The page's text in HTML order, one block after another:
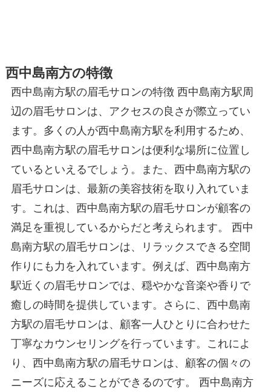
西中島南方の特徴
西中島南方駅の眉毛サロンの特徴 西中島南方駅周
辺の眉毛サロンは、アクセスの良さが際立ってい
ます。多くの人が西中島南方駅を利用するため、
西中島南方駅の眉毛サロンは便利な場所に位置し
ているといえるでしょう。また、西中島南方駅の
眉毛サロンは、最新の美容技術を取り入れていま
す。これは、西中島南方駅の眉毛サロンが顧客の
満足を重視しているからだと考えられます。 西中
島南方駅の眉毛サロンは、リラックスできる空間
作りにも力を入れています。例えば、西中島南方
駅近くの眉毛サロンでは、穏やかな音楽や香りで
癒しの時間を提供しています。さらに、西中島南
方駅の眉毛サロンは、顧客一人ひとりに合わせた
丁寧なカウンセリングを行っています。これによ
り、西中島南方駅の眉毛サロンは、顧客の個々の
ニーズに応えることができるのです。 西中島南方